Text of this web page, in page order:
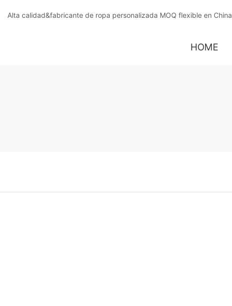
Alta calidad&fabricante de ropa personalizada MOQ flexible en China
HOME